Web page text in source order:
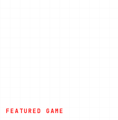
FEATURED GAME